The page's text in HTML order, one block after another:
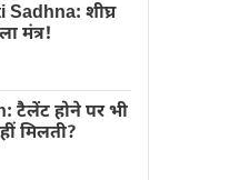
शीघ्र
मंत्र!
टैलेंट होने पर भी
मिलती?